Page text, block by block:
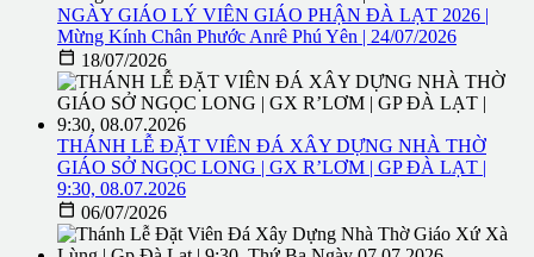
NGÀY GIÁO LÝ VIÊN GIÁO PHẬN ĐÀ LẠT 2026 |
Mừng Kính Chân Phước Anrê Phú Yên | 24/07/2026
 18/07/2026
THÁNH LỄ ĐẶT VIÊN ĐÁ XÂY DỰNG NHÀ THỜ
GIÁO SỞ NGỌC LONG | GX R’LƠM | GP ĐÀ LẠT |
9:30, 08.07.2026
 06/07/2026